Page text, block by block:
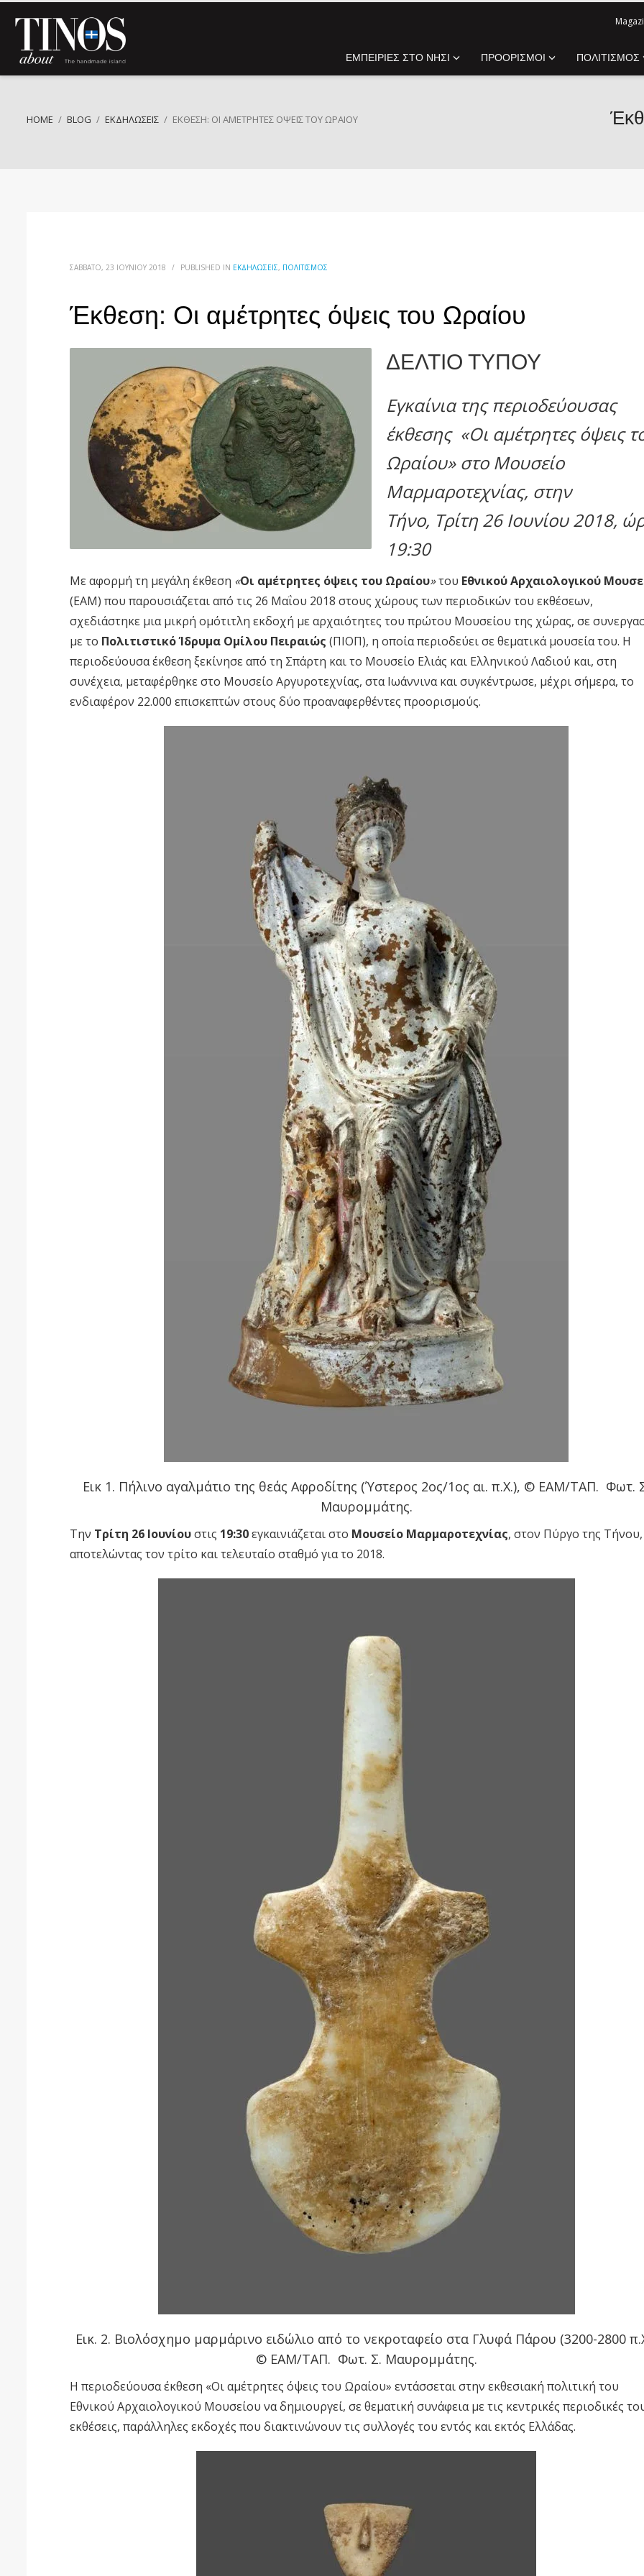
ΕΜΠΕΙΡΙΕΣ ΣΤΟ ΝΗΣΙ ΠΡΟΟΡΙΣΜΟΙ ΠΟΛΙΤΙΣΜΟΣ
HOME BLOG ΕΚΔΗΛΏΣΕΙΣ ΈΚΘΕΣΗ: ΟΙ ΑΜΈΤΡΗΤΕΣ ΌΨΕΙΣ ΤΟΥ ΩΡΑΊΟΥ
ΣΆΒΒΑΤΟ, 23 ΙΟΥΝΊΟΥ 2018 / PUBLISHED IN ΕΚΔΗΛΏΣΕΙΣ, ΠΟΛΙΤΙΣΜΌΣ
Έκθεση: Οι αμέτρητες όψεις του Ωραίου
ΔΕΛΤΙΟ ΤΥΠΟΥ
Εγκαίνια της περιοδεύουσας
έκθεσης «Οι αμέτρητες όψεις
Ωραίου» στο Μουσείο
Μαρμαροτεχνίας, στην
Τήνο, Τρίτη 26 Ιουνίου 2018,
19:30
Με αφορμή τη μεγάλη έκθεση «Οι αμέτρητες όψεις του Ωραίου»του Εθνικού Αρχαιολογικού
(ΕΑΜ) που παρουσιάζεται από τις 26 Μαΐου 2018 στους χώρους των περιοδικών του εκθέσεων,
σχεδιάστηκε μια μικρή ομότιτλη εκδοχή με αρχαιότητες του πρώτου Μουσείου της χώρας, σε
με το Πολιτιστικό Ίδρυμα Ομίλου Πειραιώς (ΠΙΟΠ), η οποία περιοδεύει σε θεματικά μουσεία του. Η
περιοδεύουσα έκθεση ξεκίνησε από τη Σπάρτη και το Μουσείο Ελιάς και Ελληνικού Λαδιού και, στη
συνέχεια, μεταφέρθηκε στο Μουσείο Αργυροτεχνίας, στα Ιωάννινα και συγκέντρωσε, μέχρι σήμερα, το
ενδιαφέρον 22.000 επισκεπτών στους δύο προαναφερθέντες προορισμούς.
Εικ 1. Πήλινο αγαλμάτιο της θεάς Αφροδίτης (Ύστερος 2ος/1ος αι. π.Χ.), © ΕΑΜ/ΤΑΠ. Φωτ.
Μαυρομμάτης.
Την Τρίτη 26 Ιουνίουστις 19:30εγκαινιάζεται στο Μουσείο Μαρμαροτεχνίας, στον Πύργο της Τήνου,
αποτελώντας τον τρίτο και τελευταίο σταθμό για το 2018.
Εικ. 2. Βιολόσχημο μαρμάρινο ειδώλιο από το νεκροταφείο στα Γλυφά Πάρου (3200-2800
© ΕΑΜ/ΤΑΠ. Φωτ. Σ. Μαυρομμάτης.
Η περιοδεύουσα έκθεση «Οι αμέτρητες όψεις του Ωραίου» εντάσσεται στην εκθεσιακή πολιτική του
Εθνικού Αρχαιολογικού Μουσείου να δημιουργεί, σε θεματική συνάφεια με τις κεντρικές περιοδικές
εκθέσεις, παράλληλες εκδοχές που διακτινώνουν τις συλλογές του εντός και εκτός Ελλάδας.